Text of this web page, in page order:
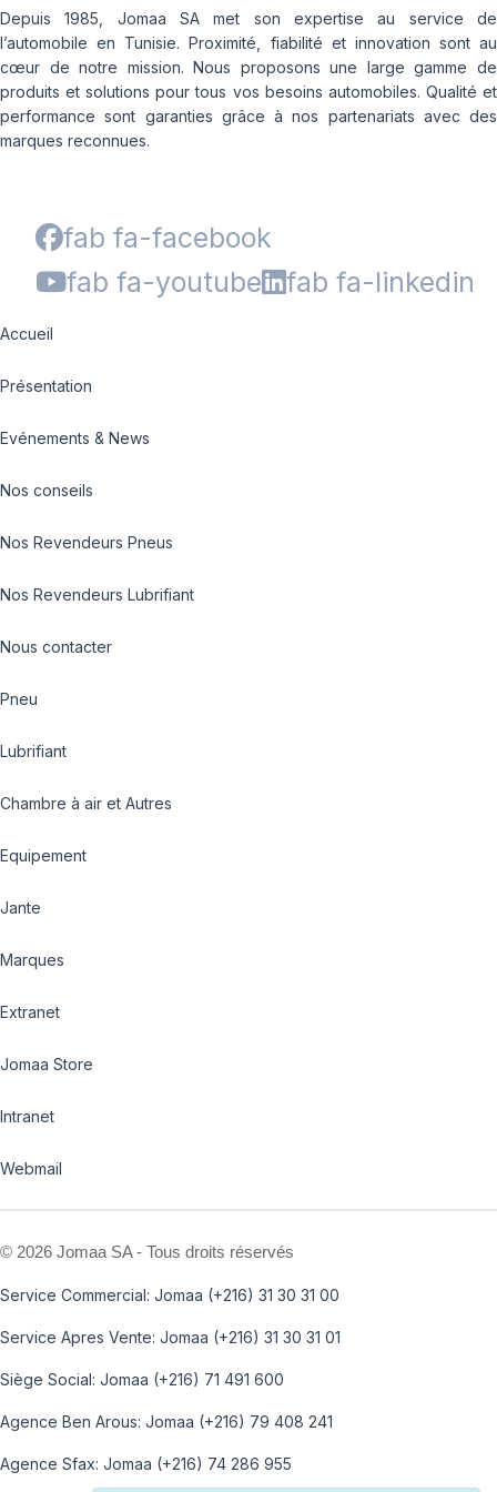
Depuis 1985, Jomaa SA met son expertise au service de
l’automobile en Tunisie. Proximité, fiabilité et innovation sont au
cœur de notre mission. Nous proposons une large gamme de
produits et solutions pour tous vos besoins automobiles. Qualité et
performance sont garanties grâce à nos partenariats avec des
marques reconnues.
fab fa-facebook
fab fa-youtube
fab fa-linkedin
Accueil
Présentation
Evénements & News
Nos conseils
Nos Revendeurs Pneus
Nos Revendeurs Lubrifiant
Nous contacter
Pneu
Lubrifiant
Chambre à air et Autres
Equipement
Jante
Marques
Extranet
Jomaa Store
Intranet
Webmail
© 2026 Jomaa SA - Tous droits réservés
Service Commercial: Jomaa (+216) 31 30 31 00
Service Apres Vente: Jomaa (+216) 31 30 31 01
Siège Social: Jomaa (+216) 71 491 600
Agence Ben Arous: Jomaa (+216) 79 408 241
Agence Sfax: Jomaa (+216) 74 286 955